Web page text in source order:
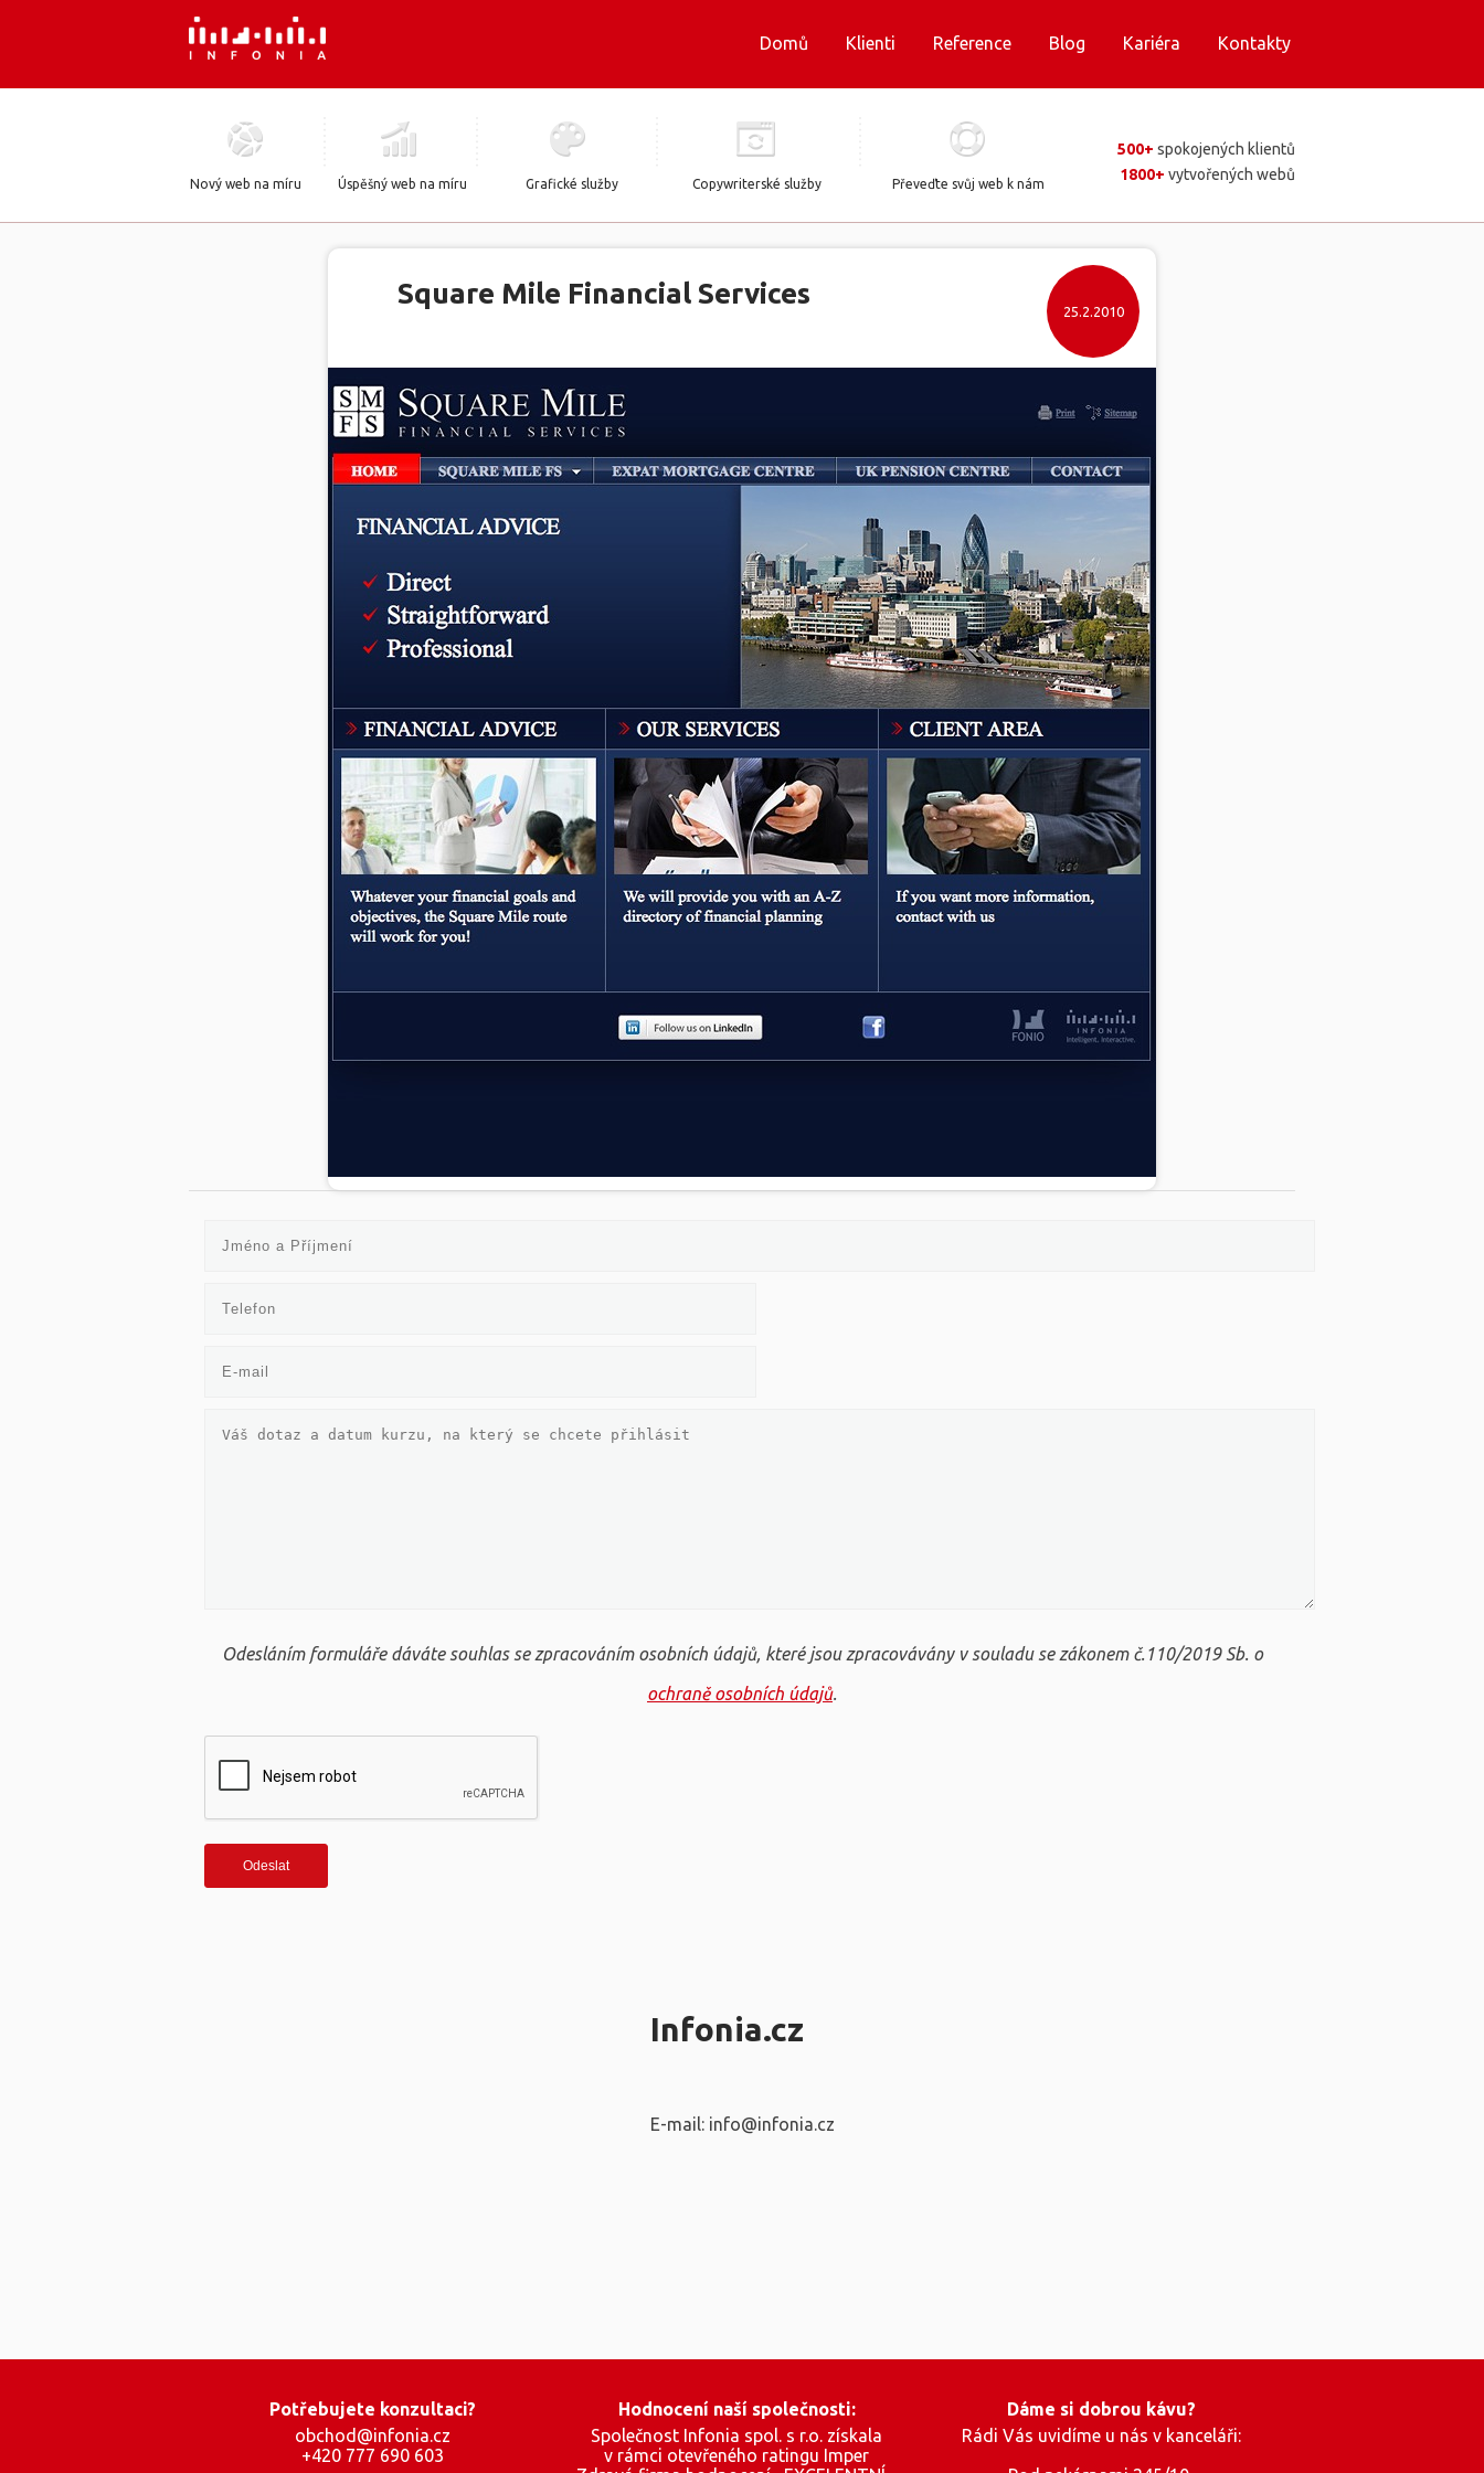
Square Mile Financial Services
25.2.2010
Odesláním formuláře dáváte souhlas se zpracováním osobních údajů, které jsou zpracovávány v souladu se zákonem č.110/2019 Sb. o
ochraně osobních údajů.
Infonia.cz
E-mail: info@infonia.cz
Nový web na míru Úspěšný web na míru Grafické služby Copywriterské služby Převeďte svůj web k nám
500+ spokojených klientů
1800+ vytvořených webů
Domů Klienti Reference Blog Kariéra Kontakty
Potřebujete konzultaci?
obchod@infonia.cz
+420 777 690 603
Hodnocení naší společnosti:
Společnost Infonia spol. s r.o. získala
v rámci otevřeného ratingu Imper
Dáme si dobrou kávu?
Rádi Vás uvidíme u nás v kanceláři: